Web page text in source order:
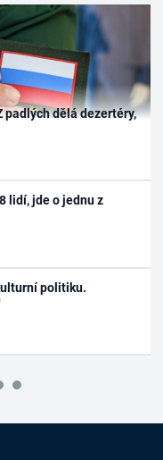
padlých dělá dezertéry,
lidí, jde o jednu z
politiku.